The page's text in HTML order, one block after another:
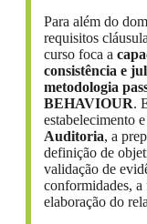
Para além do
requisitos
curso foca a
consistência e
metodologia
BEHAVIOUR.
estabelecimento
Auditoria, a
definição de
validação de
conformidades, a
elaboração do